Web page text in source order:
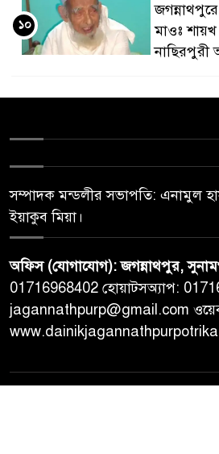
জগন্নাথপুরে
মাওঃ
নাছিরপুরী
১০
সম্পাদক মন্ডলীর সভাপতি: এনামুল
ইয়াকুব মিয়া।
অফিস (যোগাযোগ): জগন্নাথপুর,
01716968402 হোয়াটসঅ্যাপ:
jagannathpurp@gmail.com